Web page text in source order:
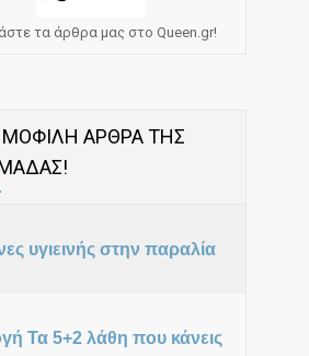
τα άρθρα μας στο Queen.gr!
ΑΡΘΡΑ ΤΗΣ
υγιεινής στην παραλία
Τα 5+2 λάθη που κάνεις